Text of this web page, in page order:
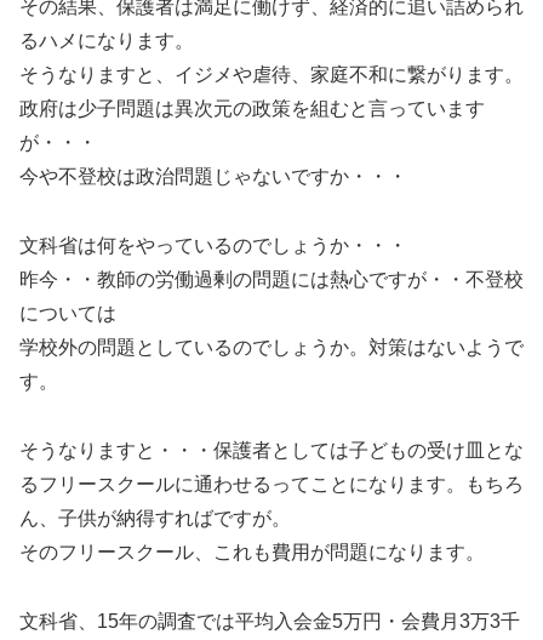
その結果、保護者は満足に働けず、経済的に追い詰められ
るハメになります。
そうなりますと、イジメや虐待、家庭不和に繋がります。
政府は少子問題は異次元の政策を組むと言っています
が・・・
今や不登校は政治問題じゃないですか・・・
文科省は何をやっているのでしょうか・・・
昨今・・教師の労働過剰の問題には熱心ですが・・不登校
については
学校外の問題としているのでしょうか。対策はないようで
す。
そうなりますと・・・保護者としては子どもの受け皿とな
るフリースクールに通わせるってことになります。もちろ
ん、子供が納得すればですが。
そのフリースクール、これも費用が問題になります。
文科省、15年の調査では平均入会金5万円・会費月3万3千